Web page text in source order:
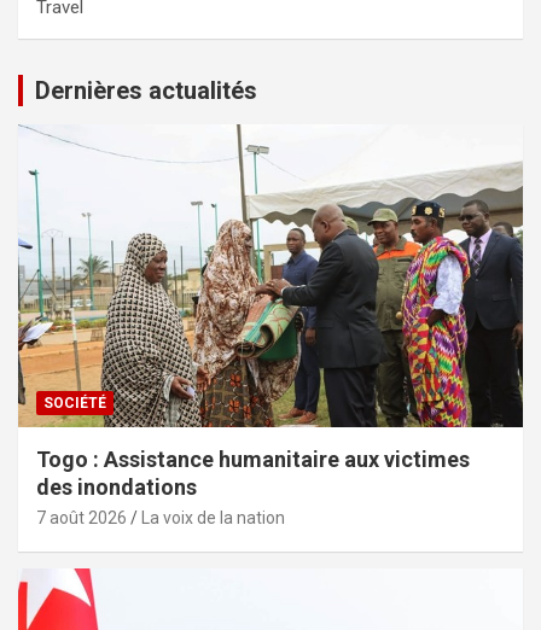
Travel
Dernières actualités
SOCIÉTÉ
Togo : Assistance humanitaire aux victimes
des inondations
7 août 2026 La voix de la nation